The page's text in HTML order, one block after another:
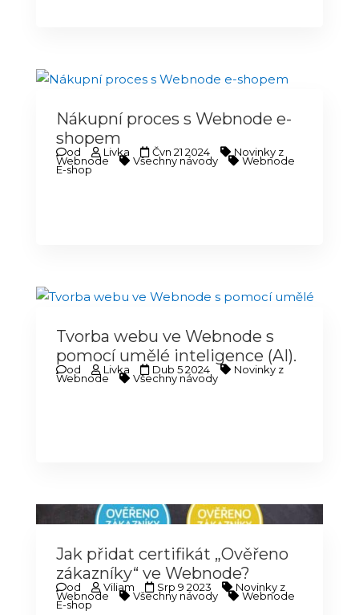
Nákupní proces s Webnode e-
shopem
od Livka Čvn 21 2024 Novinky z
Webnode Všechny návody Webnode
E-shop
Tvorba webu ve Webnode s
pomocí umělé inteligence (AI).
od Livka Dub 5 2024 Novinky z
Webnode Všechny návody
Jak přidat certifikát „Ověřeno
zákazníky“ ve Webnode?
od Viliam Srp 9 2023 Novinky z
Webnode Všechny návody Webnode
E-shop